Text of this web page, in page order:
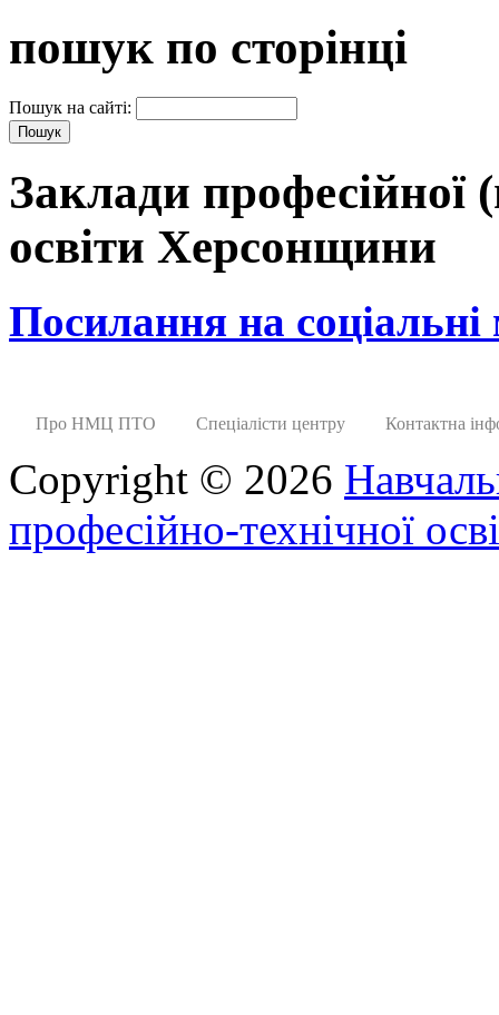
пошук по сторінці
Пошук на сайті:
Заклади професійної
освіти Херсонщини
Посилання на соціальні
Про НМЦ ПТО Спеціалісти центру Контактна
Copyright © 2026
професійно-технічної